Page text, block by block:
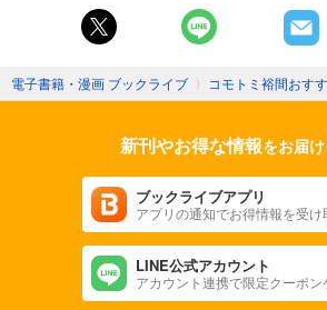
電子書籍・漫画 ブックライブ 〉 コモトミ裕間おす
新刊やお得な情報をお届
ブックライブアプリ
アプリの通知でお得情報を受け
LINE公式アカウント
アカウント連携で限定クーポン